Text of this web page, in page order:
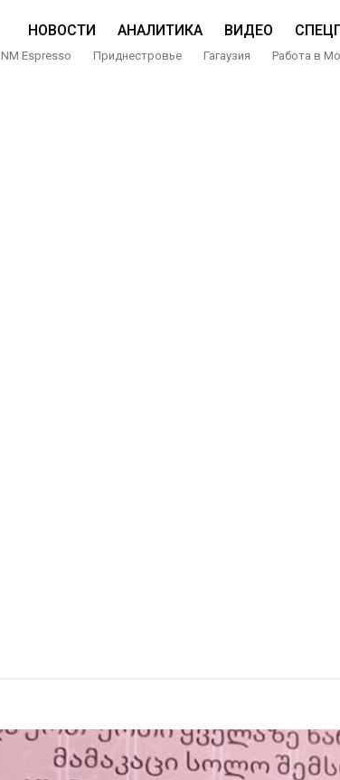
НОВОСТИ АНАЛИТИКА ВИДЕО
NM Espresso Приднестровье Гагаузия Работа в